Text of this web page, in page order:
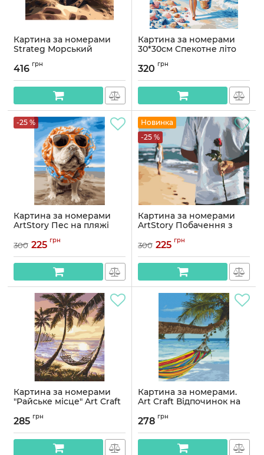
Картина за номерами
Strateg Морський
кольоровому фоні
(MZ070)
MZ070
416 грн
Картина за номерами
30*30см Спекотне літо
320 грн
-25 %
Картина за номерами
ArtStory Пес на пляжі
Артикул:AS1028
300 225 грн
Новинка
-25 %
Картина за номерами
ArtStory Побачення з
Артикул:AS0903
300 225 грн
Картина за номерами
"Райське місце" Art Craft
Артикул:
285 грн
Картина за номерами.
Art Craft Відпочинок на
10572-AC
Артикул:10572-AC
278 грн